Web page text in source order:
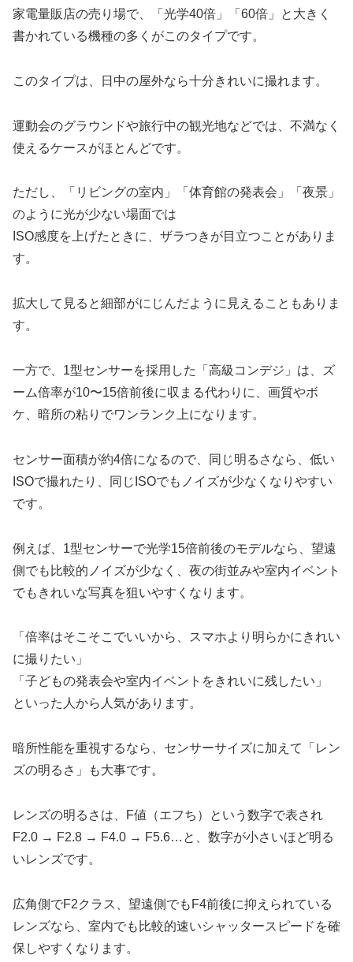
家電量販店の売り場で、「光学40倍」「60倍」と大きく
書かれている機種の多くがこのタイプです。
このタイプは、日中の屋外なら十分きれいに撮れます。
運動会のグラウンドや旅行中の観光地などでは、不満なく
使えるケースがほとんどです。
ただし、「リビングの室内」「体育館の発表会」「夜景」
のように光が少ない場面では
ISO感度を上げたときに、ザラつきが目立つことがありま
す。
拡大して見ると細部がにじんだように見えることもありま
す。
一方で、1型センサーを採用した「高級コンデジ」は、ズ
ーム倍率が10〜15倍前後に収まる代わりに、画質やボ
ケ、暗所の粘りでワンランク上になります。
センサー面積が約4倍になるので、同じ明るさなら、低い
ISOで撮れたり、同じISOでもノイズが少なくなりやすい
です。
例えば、1型センサーで光学15倍前後のモデルなら、望遠
側でも比較的ノイズが少なく、夜の街並みや室内イベント
でもきれいな写真を狙いやすくなります。
「倍率はそこそこでいいから、スマホより明らかにきれい
に撮りたい」
「子どもの発表会や室内イベントをきれいに残したい」
といった人から人気があります。
暗所性能を重視するなら、センサーサイズに加えて「レン
ズの明るさ」も大事です。
レンズの明るさは、F値（エフち）という数字で表され
F2.0 → F2.8 → F4.0 → F5.6…と、数字が小さいほど明る
いレンズです。
広角側でF2クラス、望遠側でもF4前後に抑えられている
レンズなら、室内でも比較的速いシャッタースピードを確
保しやすくなります。